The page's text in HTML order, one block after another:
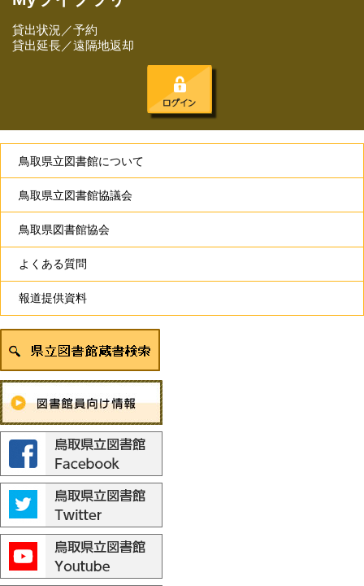
貸出状況／予約
貸出延長／遠隔地返却
鳥取県立図書館について
鳥取県立図書館協議会
鳥取県図書館協会
よくある質問
報道提供資料